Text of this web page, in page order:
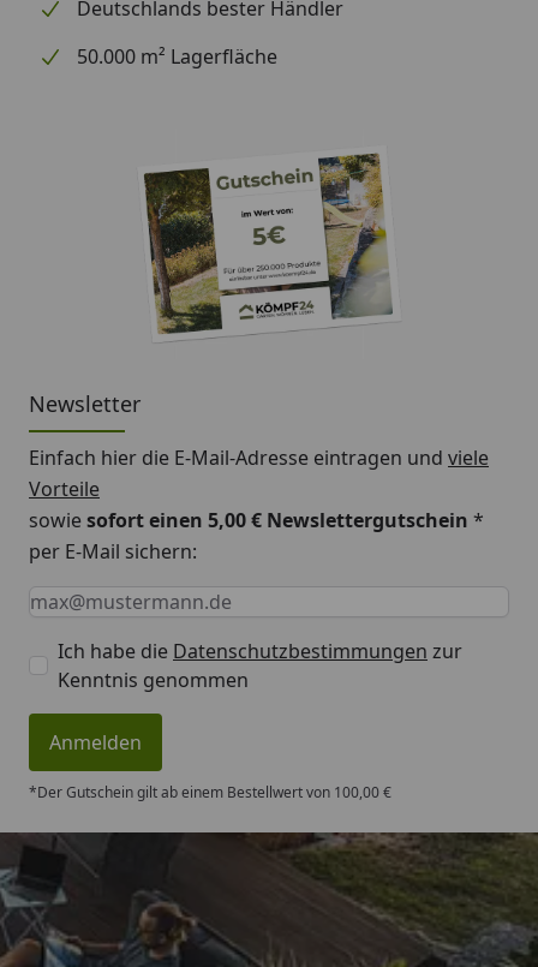
Deutschlands bester Händler
50.000 m² Lagerfläche
Newsletter
Einfach hier die E-Mail-Adresse eintragen und viele
Vorteile
sowiesofort einen 5,00 € Newslettergutschein *
per E-Mail sichern:
Keine Eingabe erforderlich
Eingabe erforderlich
E-Mail *
Ich habe die Datenschutzbestimmungen zur
Kenntnis genommen
Anmelden
*Der Gutschein gilt ab einem Bestellwert von 100,00 €
Trusted Shops